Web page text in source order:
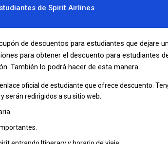
de Spirit Airlines
de descuentos para estudiantes que dejare un
para obtener el descuento para estudiantes
También lo podrá hacer de esta manera.
oficial de estudiante que ofrece descuento.
serán redirigidos a su sitio web.